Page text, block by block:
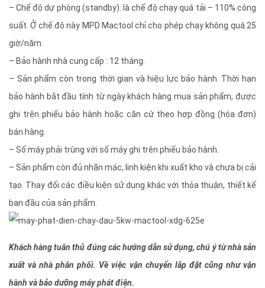
– Chế độ dự phòng (standby): là chế độ chạy quá tải – 110% công
suất. Ở chế độ này MPD Mactool chỉ cho phép chạy không quá 25
giờ/năm.
– Bảo hành nhà cung cấp : 12 tháng.
– Sản phẩm còn trong thời gian và hiệu lực bảo hành. Thời hạn
bảo hành bắt đầu tính từ ngày khách hàng mua sản phẩm, được
ghi trên phiếu bảo hành hoặc căn cứ theo hợp đồng (hóa đơn)
bán hàng.
– Số máy phải trùng với số máy ghi trên phiếu bảo hành.
– Sản phẩm còn đủ nhãn mác, linh kiện khi xuất kho và chưa bị cải
tạo. Thay đổi các điều kiện sử dụng khác với thỏa thuận, thiết kế
ban đầu của sản phẩm.
Khách hàng tuân thủ đúng các hướng dẫn sử dụng, chú ý từ nhà sản
xuất và nhà phân phối. Về việc vận chuyển lắp đặt cũng như vận
hành và bảo dưỡng máy phát điện.